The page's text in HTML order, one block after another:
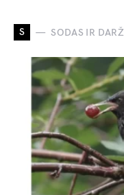
S SODAS IR